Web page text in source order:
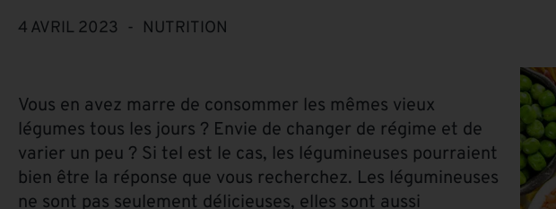
4 AVRIL 2023 - NUTRITION
Vous en avez marre de consommer les mêmes vieux
légumes tous les jours ? Envie de changer de régime et de
varier un peu ? Si tel est le cas, les légumineuses pourraient
bien être la réponse que vous recherchez. Les légumineuses
ne sont pas seulement délicieuses, elles sont aussi